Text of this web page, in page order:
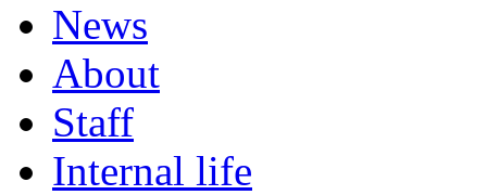
News
About
Staff
Internal life